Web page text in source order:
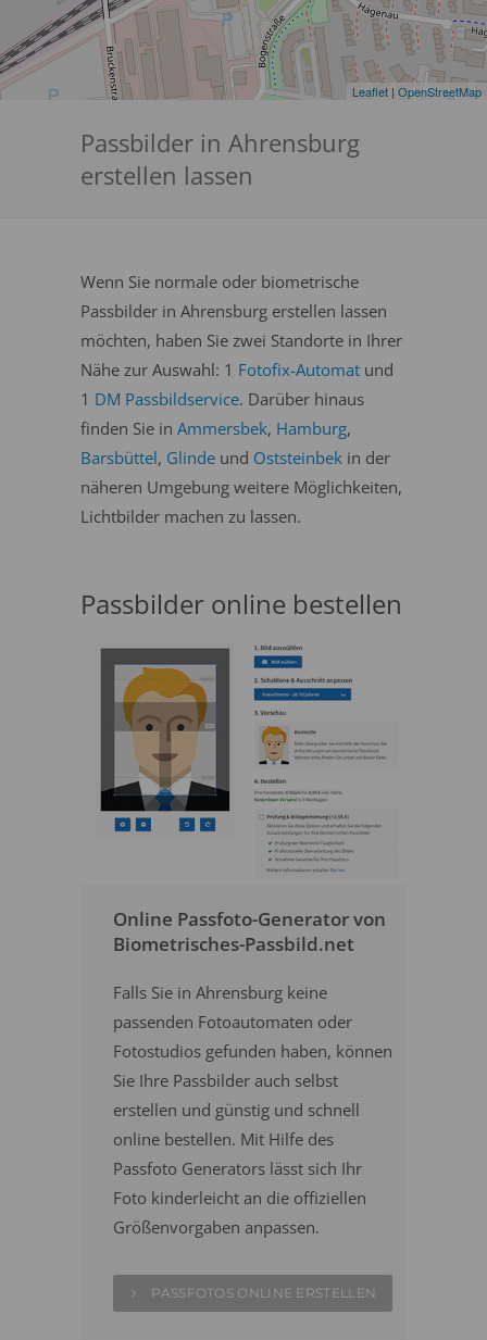
Leaflet | OpenStreetMap
Passbilder in Ahrensburg
erstellen lassen
Wenn Sie normale oder biometrische
Passbilder in Ahrensburg erstellen lassen
möchten, haben Sie zwei Standorte in Ihrer
Nähe zur Auswahl: 1 Fotofix-Automat und
1 DM Passbildservice. Darüber hinaus
finden Sie in Ammersbek, Hamburg,
Barsbüttel, Glinde und Oststeinbek in der
näheren Umgebung weitere Möglichkeiten,
Lichtbilder machen zu lassen.
Passbilder online bestellen
Online Passfoto-Generator von
Biometrisches-Passbild.net
Falls Sie in Ahrensburg keine
passenden Fotoautomaten oder
Fotostudios gefunden haben, können
Sie Ihre Passbilder auch selbst
erstellen und günstig und schnell
online bestellen. Mit Hilfe des
Passfoto Generators lässt sich Ihr
Foto kinderleicht an die offiziellen
Größenvorgaben anpassen.
PASSFOTOS ONLINE ERSTELLEN